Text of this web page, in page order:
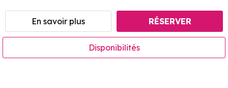
En savoir plus RÉSERVER
Disponibilités